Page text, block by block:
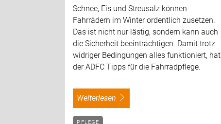
Schnee, Eis und Streusalz können
Fahrrädern im Winter ordentlich zusetzen.
Das ist nicht nur lästig, sondern kann auch
die Sicherheit beeinträchtigen. Damit trotz
widriger Bedingungen alles funktioniert, hat
der ADFC Tipps für die Fahrradpflege.
weiterlesen
PFLEGE